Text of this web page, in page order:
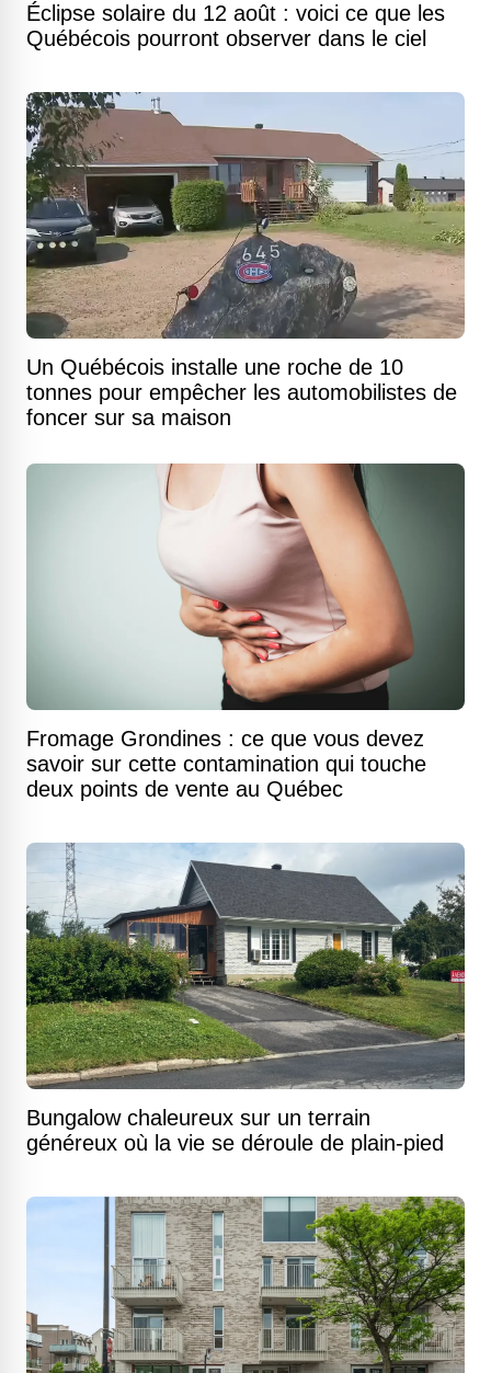
Éclipse solaire du 12 août : voici ce que les
Québécois pourront observer dans le ciel
Un Québécois installe une roche de 10
tonnes pour empêcher les automobilistes de
foncer sur sa maison
Fromage Grondines : ce que vous devez
savoir sur cette contamination qui touche
deux points de vente au Québec
Bungalow chaleureux sur un terrain
généreux où la vie se déroule de plain-pied